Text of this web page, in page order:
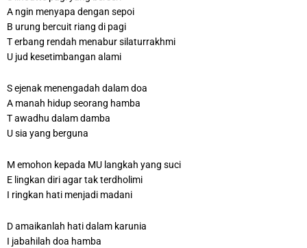
A ngin menyapa dengan sepoi
B urung bercuit riang di pagi
T erbang rendah menabur silaturrakhmi
U jud kesetimbangan alami
S ejenak menengadah dalam doa
A manah hidup seorang hamba
T awadhu dalam damba
U sia yang berguna
M emohon kepada MU langkah yang suci
E lingkan diri agar tak terdholimi
I ringkan hati menjadi madani
D amaikanlah hati dalam karunia
I jabahilah doa hamba